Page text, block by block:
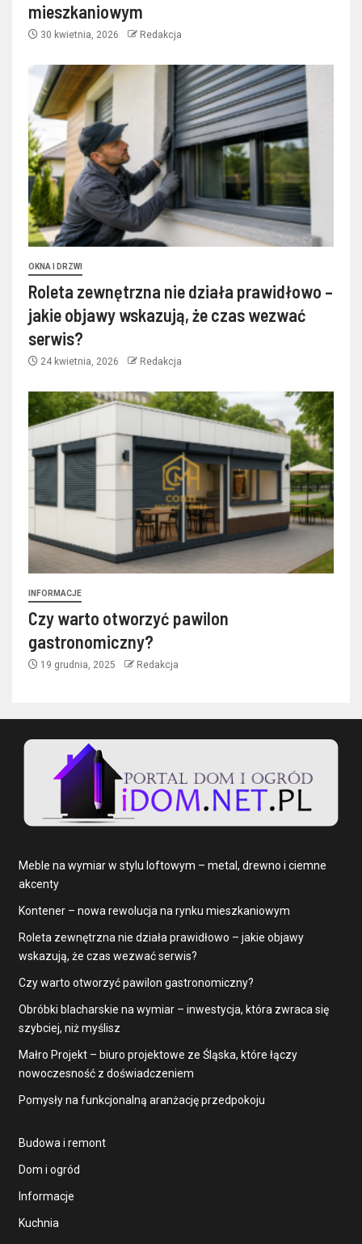
mieszkaniowym
30 kwietnia, 2026 Redakcja
OKNA I DRZWI
Roleta zewnętrzna nie działa prawidłowo –
jakie objawy wskazują, że czas wezwać
serwis?
24 kwietnia, 2026 Redakcja
INFORMACJE
Czy warto otworzyć pawilon
gastronomiczny?
19 grudnia, 2025 Redakcja
Meble na wymiar w stylu loftowym – metal, drewno i ciemne
akcenty
Kontener – nowa rewolucja na rynku mieszkaniowym
Roleta zewnętrzna nie działa prawidłowo – jakie objawy
wskazują, że czas wezwać serwis?
Czy warto otworzyć pawilon gastronomiczny?
Obróbki blacharskie na wymiar – inwestycja, która zwraca się
szybciej, niż myślisz
Małro Projekt – biuro projektowe ze Śląska, które łączy
nowoczesność z doświadczeniem
Pomysły na funkcjonalną aranżację przedpokoju
Budowa i remont
Dom i ogród
Informacje
Kuchnia